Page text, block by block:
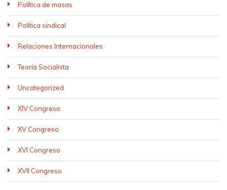
Política de masas
Política sindical
Relaciones Internacionales
Teoría Socialista
Uncategorized
XIV Congreso
XV Congreso
XVI Congreso
XVII Congreso